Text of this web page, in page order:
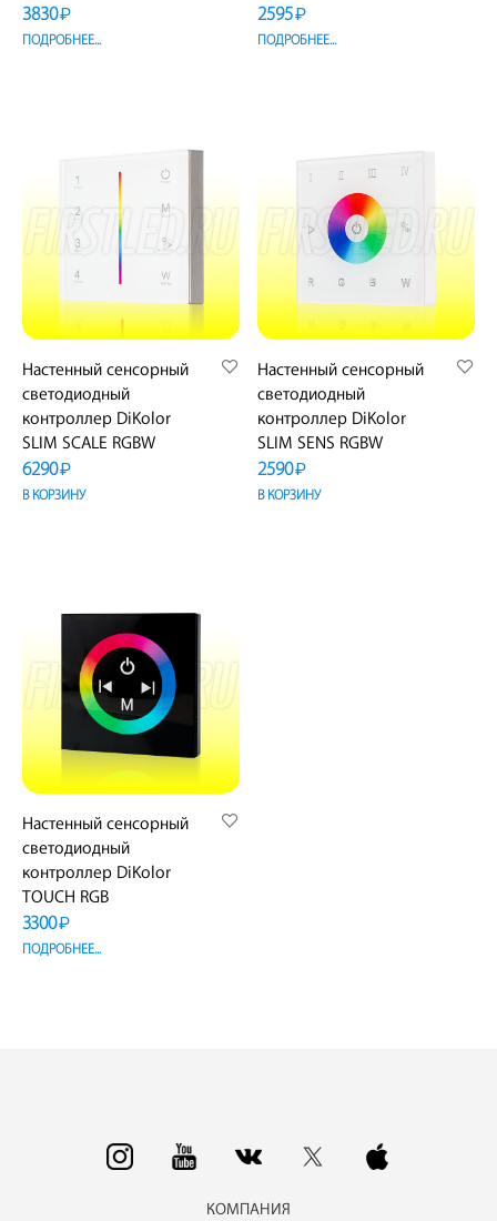
3830₽
ПОДРОБНЕЕ...
2595₽
ПОДРОБНЕЕ...
Настенный сенсорный
светодиодный
контроллер DiKolor
SLIM SCALE RGBW
6290₽
В КОРЗИНУ
Настенный сенсорный
светодиодный
контроллер DiKolor
SLIM SENS RGBW
2590₽
В КОРЗИНУ
Настенный сенсорный
светодиодный
контроллер DiKolor
TOUCH RGB
3300₽
ПОДРОБНЕЕ...
КОМПАНИЯ